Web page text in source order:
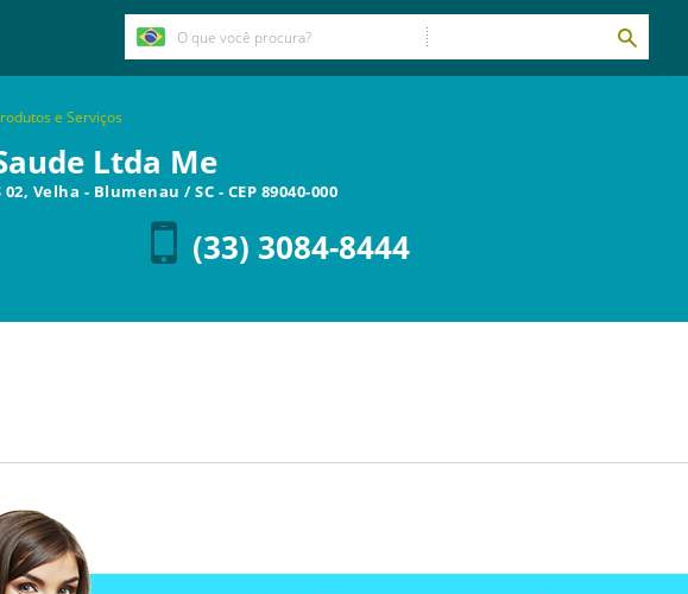
e Serviços
Ltda Me
02, Velha - Blumenau /SC - CEP 89040-000
(33) 3084-8444